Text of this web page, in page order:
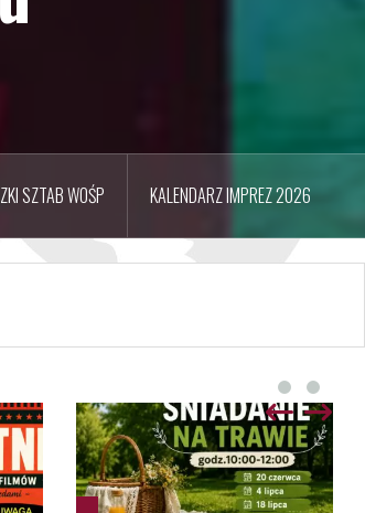
SZTAB WOŚP KALENDARZ IMPREZ 2026